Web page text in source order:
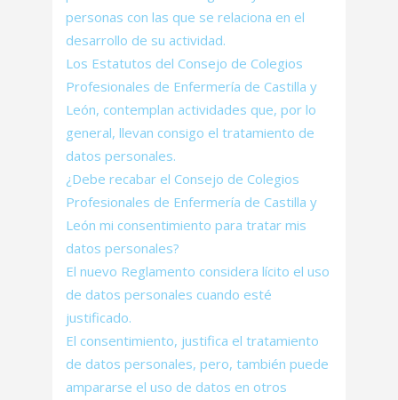
personas con las que se relaciona en el
desarrollo de su actividad.
Los Estatutos del Consejo de Colegios
Profesionales de Enfermería de Castilla y
León, contemplan actividades que, por lo
general, llevan consigo el tratamiento de
datos personales.
¿Debe recabar el Consejo de Colegios
Profesionales de Enfermería de Castilla y
León mi consentimiento para tratar mis
datos personales?
El nuevo Reglamento considera lícito el uso
de datos personales cuando esté
justificado.
El consentimiento, justifica el tratamiento
de datos personales, pero, también puede
ampararse el uso de datos en otros